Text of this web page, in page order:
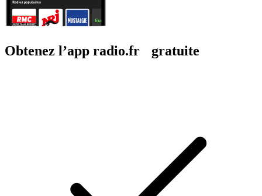
Obtenez l’app radio.fr gratuite